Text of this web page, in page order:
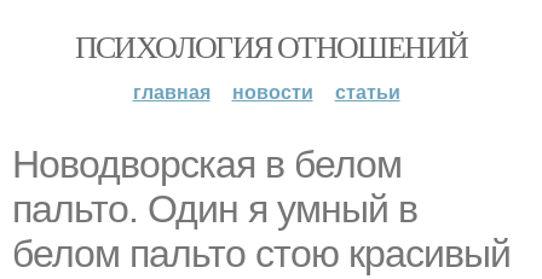
ПСИХОЛОГИЯ ОТНОШЕНИЙ
главная новости статьи
Новодворская в белом
пальто. Один я умный в
белом пальто стою красивый